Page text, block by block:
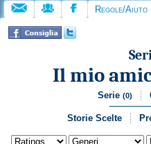
Regole/Aiuto
Il mio
Serie (0)
Storie Scelte